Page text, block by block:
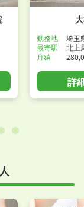
勤務地
埼玉
最寄駅
北上
月給
詳